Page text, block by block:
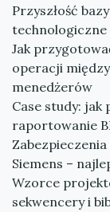
Przyszłość
technologiczne
Jak
operacji
menedżerów
Case study:
raportowanie
Siemens –
Wzorce
sekwencery i